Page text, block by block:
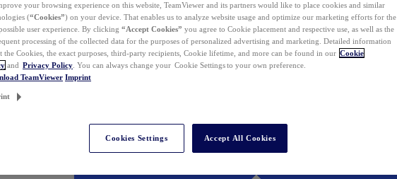
your browsing experience on this website, TeamViewer and its partners would like to place cookies and similar
(“Cookies”) on your device. That enables us to analyze website usage and optimize our marketing efforts for the
user experience. By clicking “Accept Cookies” you agree to Cookie placement and respective use, as well as the
processing of the collected data for the purposes of personalized advertising and marketing. Detailed information
the Cookies, the exact purposes, third-party recipients, Cookie lifetime, and more can be found in our Cookie
and Privacy Policy . You can always change your Cookie Settings to your own preference.
TeamViewer Imprint
Cookies Settings Accept All Cookies